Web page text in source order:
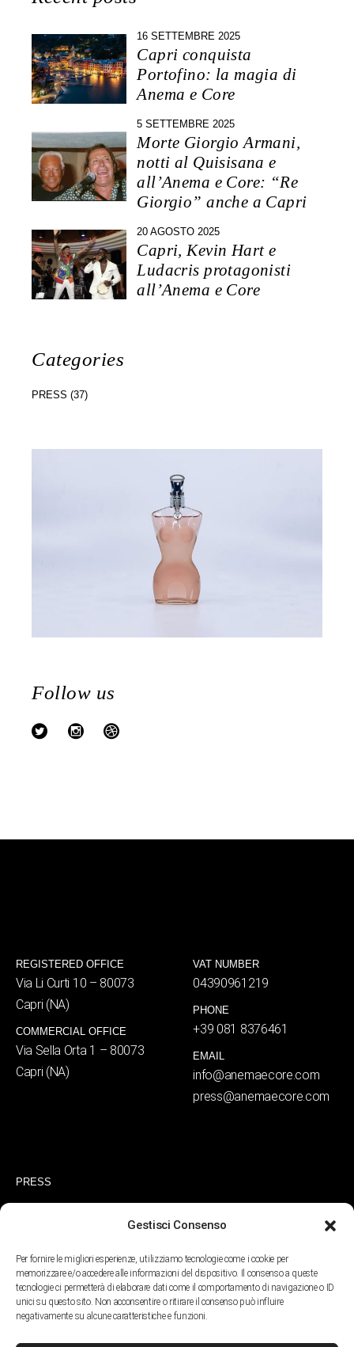
Gestisci Consenso
Per fornire le migliori esperienze, utilizziamo tecnologie come i cookie per
memorizzare e/o accedere alle informazioni del dispositivo. Il consenso a queste
tecnologie ci permetterà di elaborare dati come il comportamento di navigazione o ID
unici su questo sito. Non acconsentire o ritirare il consenso può influire
negativamente su alcune caratteristiche e funzioni.
16 SETTEMBRE 2025
Capri conquista
Portofino: la magia di
Anema e Core
5 SETTEMBRE 2025
Morte Giorgio Armani,
notti al Quisisana e
all’Anema e Core: “Re
Giorgio” anche a Capri
20 AGOSTO 2025
Capri, Kevin Hart e
Ludacris protagonisti
all’Anema e Core
Categories
PRESS (37)
Follow us
REGISTERED OFFICE
Via Li Curti 10 – 80073
Capri (NA)
COMMERCIAL OFFICE
Via Sella Orta 1 – 80073
Capri (NA)
VAT NUMBER
04390961219
PHONE
+39 081 8376461
EMAIL
info@anemaecore.com
press@anemaecore.com
PRESS
COOKIE POLICY
RICHIEDI RECESSO